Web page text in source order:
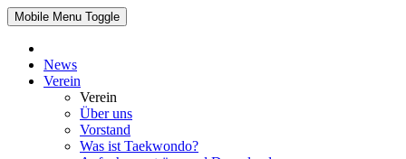
Mobile Menu Toggle
News
Verein
Verein
Über uns
Vorstand
Was ist Taekwondo?